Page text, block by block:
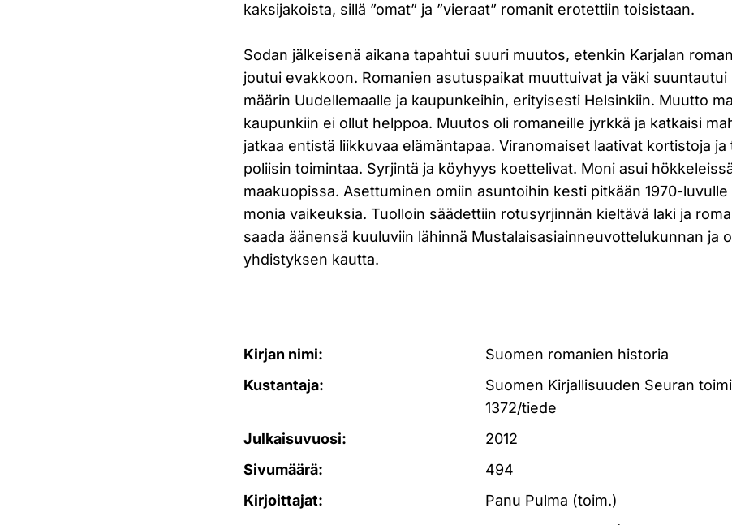
kaksijakoista, sillä ”omat” ja ”vieraat” romanit erotettiin toisistaan.
Sodan jälkeisenä aikana tapahtui suuri muutos, etenkin Karjalan
joutui evakkoon. Romanien asutuspaikat muuttuivat ja väki suuntautui
määrin Uudellemaalle ja kaupunkeihin, erityisesti Helsinkiin. Muutto
kaupunkiin ei ollut helppoa. Muutos oli romaneille jyrkkä ja katkaisi
jatkaa entistä liikkuvaa elämäntapaa. Viranomaiset laativat kortistoja
poliisin toimintaa. Syrjintä ja köyhyys koettelivat. Moni asui
maakuopissa. Asettuminen omiin asuntoihin kesti pitkään 1970-luvulle
monia vaikeuksia. Tuolloin säädettiin rotusyrjinnän kieltävä laki ja
saada äänensä kuuluviin lähinnä Mustalaisasiainneuvottelukunnan ja
yhdistyksen kautta.
Kirjan nimi:
Suomen romanien historia
Kustantaja:
Suomen Kirjallisuuden Seuran
1372/tiede
Julkaisuvuosi:
2012
Sivumäärä:
494
Kirjoittajat:
Panu Pulma (toim.)